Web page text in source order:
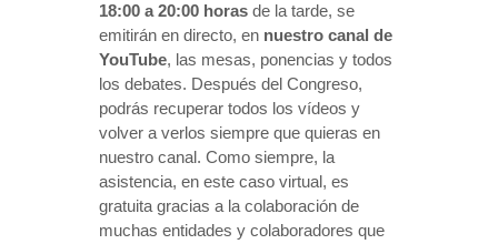
18:00 a 20:00 horas de la tarde, se
emitirán en directo, en nuestro canal de
YouTube, las mesas, ponencias y todos
los debates. Después del Congreso,
podrás recuperar todos los vídeos y
volver a verlos siempre que quieras en
nuestro canal. Como siempre, la
asistencia, en este caso virtual, es
gratuita gracias a la colaboración de
muchas entidades y colaboradores que